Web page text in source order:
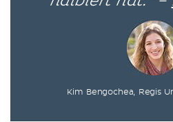
Kim Bengochea, Regis